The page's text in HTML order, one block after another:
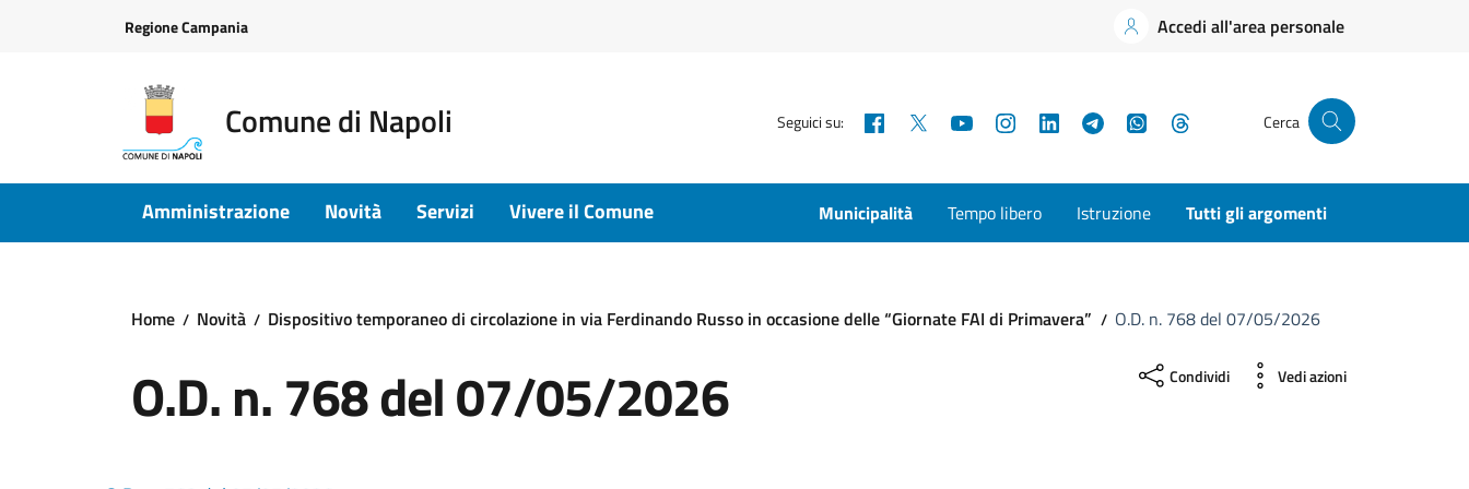
Regione Campania Accedi all'area personale
Comune di Napoli Seguici su: Facebook YouTubeInstagramLinkedInTelegramWhatsApp Cerca
Amministrazione Novità Servizi Vivere il Comune Municipalità Tempo libero Istruzione Tutti gli argomenti
Home Novità Dispositivo temporaneo di circolazione in via Ferdinando Russo in occasione delle “Giornate FAI di Primavera” O.D. n. 768 del 07/05/2026
O.D. n. 768 del 07/05/2026 Condividi Vedi azioni